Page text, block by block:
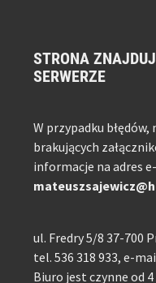
STRONA
SERWERZE
W przypadku
brakujących
informacje na adres
ul. Fredry 5/8 37-700
tel. 536 318 933, e-
Biuro jest czynne od